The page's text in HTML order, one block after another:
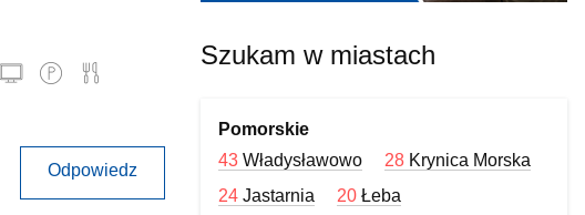
Odpowiedz
Szukam w miastach
Pomorskie
43Władysławowo 28 Krynica Morska
24Jastarnia 20Łeba